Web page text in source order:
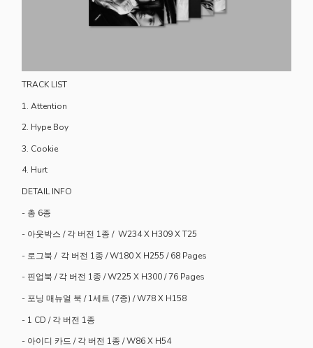
TRACK LIST
1. Attention
2. Hype Boy
3. Cookie
4. Hurt
DETAIL INFO
- 총 6종
- 아웃박스 / 각 버전 1종 / W234 X H309 X T25
- 로그북 / 각 버전 1종 / W180 X H255 / 68 Pages
- 핀업북 / 각 버전 1종 / W225 X H300 / 76 Pages
- 포닝 매뉴얼 북 / 1세트 (7종) / W78 X H158
- 1 CD / 각 버전 1종
- 아이디 카드 / 각 버전 1종 / W86 X H54